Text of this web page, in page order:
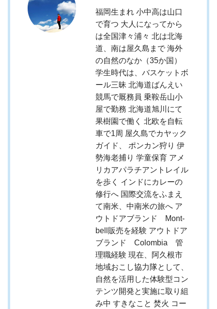
福岡生まれ 小中高は山口
で育つ 大人になってから
は全国津々浦々 北は北海
道、南は屋久島まで 海外
の自然のなか（35か国）
学生時代は、バスケットボ
ール三昧 北海道ばんえい
競馬で厩務員 乗鞍岳山小
屋で勤務 北海道旭川にて
果樹園で働く 北欧を自転
車で1周 屋久島でカヤック
ガイド、 ポンカン狩り 伊
勢海老捕り 学童保育 アメ
リカアパラチアントレイル
を歩く インドにカレーの
修行へ 国際交流をふまえ
て南米、中南米の旅へ ア
ウトドアブランド Mont-
bell販売を経験 アウトドア
ブランド Colombia 管
理職経験 現在、阿久根市
地域おこし協力隊として、
自然を活用した体験型コン
テンツ開発と実施に取り組
み中 すきなこと 焚火 コー